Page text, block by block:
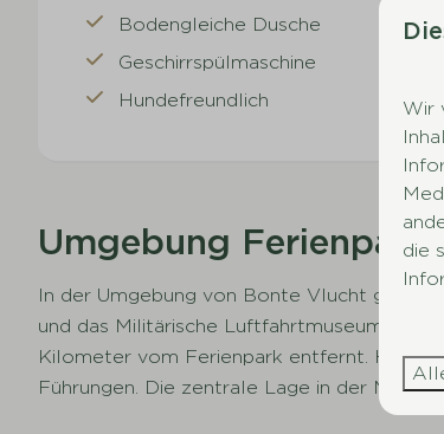
Bodengleiche Dusche
Geschirrspülmaschine
Hundefreundlich
Umgebung
In der Umgebung von Bonte Vlucht gibt es
und das Militärische Luftfahrtmuseum. Für
Kilometer vom Ferienpark entfernt. Huis
Führungen. Die zentrale Lage in der Mitte
Wir
die